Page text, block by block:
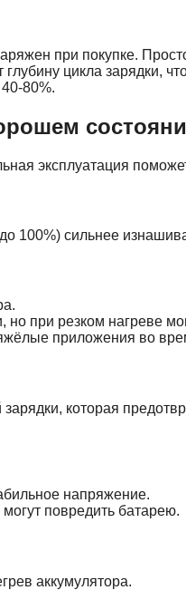
при покупке.
цикла зарядки,
80%.
эксплуатация
100%) сильнее
при резком нагреве
приложения во
которая
напряжение.
повредить батарею.
аккумулятора.